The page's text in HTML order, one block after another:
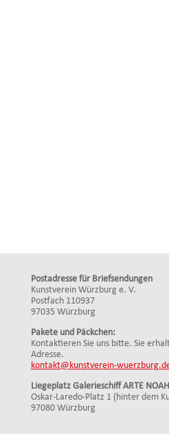
Postadresse für Briefsendungen
Kunstverein Würzburg e. V.
Postfach 110937
97035 Würzburg
Pakete und Päckchen:
Kontaktieren Sie uns bitte. Sie
Adresse.
kontakt@kunstverein-
Liegeplatz Galerieschiff ARTE NOAH
Oskar-Laredo-Platz 1 (hinter dem
97080 Würzburg